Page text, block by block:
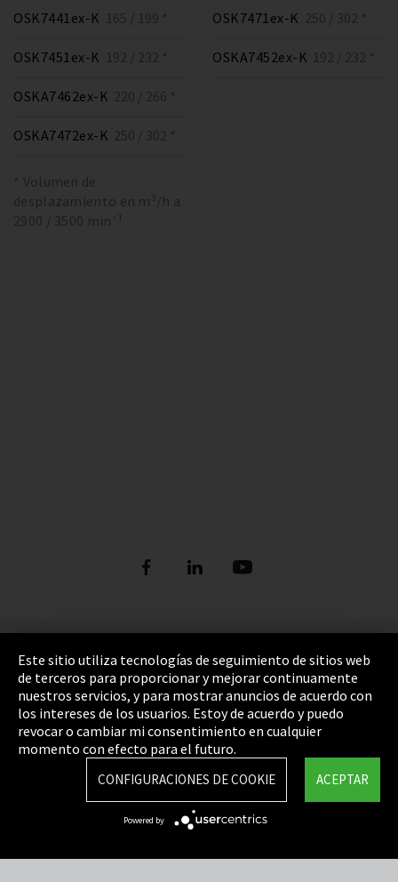
OSK7441ex-K 165 / 199 *
OSK7451ex-K 192 / 232 *
OSK7471ex-K 250 / 302 *
OSKA7452ex-K 192 / 232 *
OSKA7462ex-K 220 / 266 *
OSKA7472ex-K 250 / 302 *
* Volumen de
desplazamiento en m³/h a
2900 / 3500 min⁻¹
Pie de imprenta
Política de privacidad
Cookie Settings
Términos y Condiciones
Mapa del sitio
Integrity Line
Este sitio utiliza tecnologías de seguimiento de sitios web
de terceros para proporcionar y mejorar continuamente
nuestros servicios, y para mostrar anuncios de acuerdo con
los intereses de los usuarios. Estoy de acuerdo y puedo
revocar o cambiar mi consentimiento en cualquier
momento con efecto para el futuro.
ACEPTAR
CONFIGURACIONES DE COOKIE
Powered by